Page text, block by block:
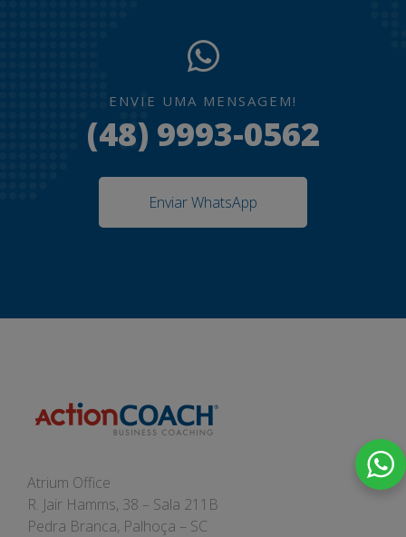
ENVIE UMA MENSAGEM!
(48) 9993-0562
Enviar WhatsApp
Atrium Office
R. Jair Hamms, 38 – Sala 211B
Pedra Branca, Palhoça – SC